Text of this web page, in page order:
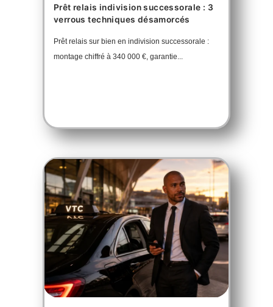
Prêt relais indivision successorale : 3
verrous techniques désamorcés
Prêt relais sur bien en indivision successorale :
montage chiffré à 340 000 €, garantie...